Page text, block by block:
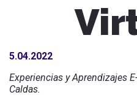
5.04.2022
Experiencias y Aprendizajes
Caldas.